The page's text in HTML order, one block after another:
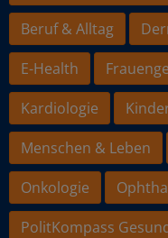
Beruf & Alltag
E-Health
Kardiologie
Menschen & Leben
Onkologie
PolitKompass